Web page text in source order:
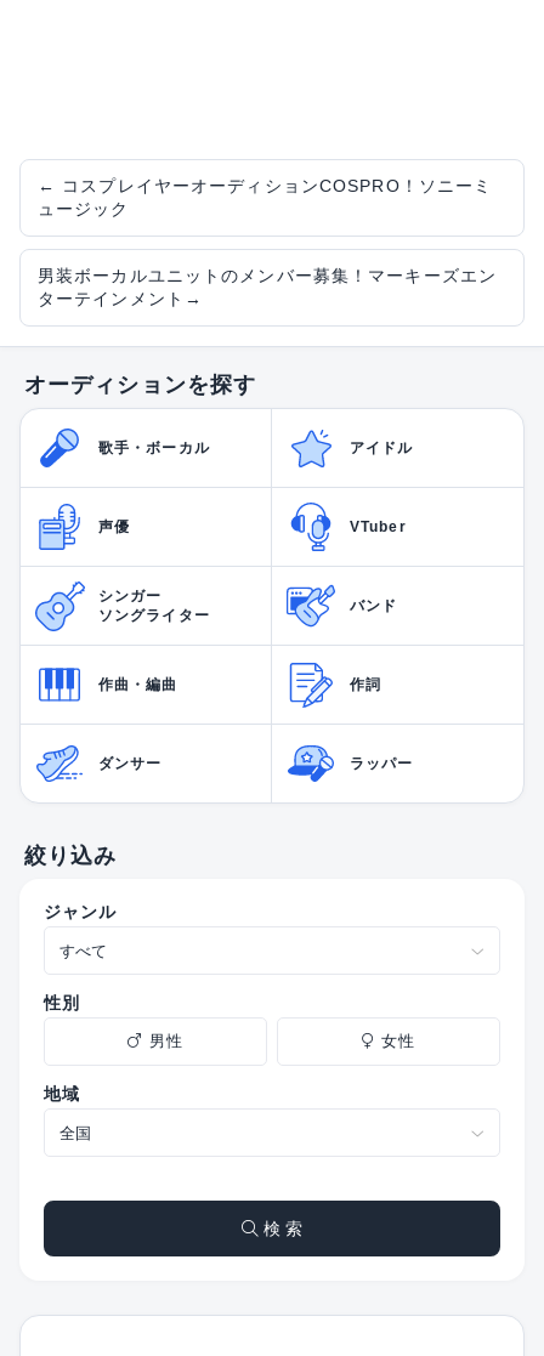
←
コスプレイヤーオーディションCOSPRO！ソニーミ
ュージック
男装ボーカルユニットのメンバー募集！マーキーズエン
ターテインメント →
オーディションを探す
歌手・ボーカル アイドル
声優 VTuber
シンガー
ソングライター
バンド
作曲・編曲 作詞
ダンサー ラッパー
絞り込み
ジャンル
性別
男性 女性
地域
検 索